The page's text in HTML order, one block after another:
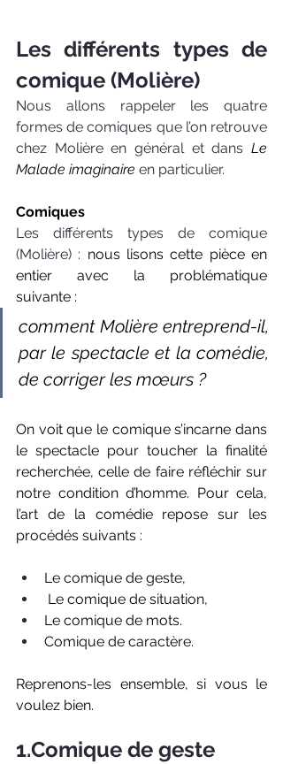
Les différents types de
comique (Molière)
Nous allons rappeler les quatre
formes de comiques que l’on retrouve
chez Molière en général et dans Le
Malade imaginaire en particulier.
Comiques
Les différents types de comique
(Molière) : nous lisons cette pièce en
entier avec la problématique
suivante :
comment Molière entreprend-il,
par le spectacle et la comédie,
de corriger les mœurs ?
On voit que le comique s’incarne dans
le spectacle pour toucher la finalité
recherchée, celle de faire réfléchir sur
notre condition d’homme. Pour cela,
l’art de la comédie repose sur les
procédés suivants :
Le comique de geste,
Le comique de situation,
Le comique de mots.
Comique de caractère.
Reprenons-les ensemble, si vous le
voulez bien.
1.Comique de geste